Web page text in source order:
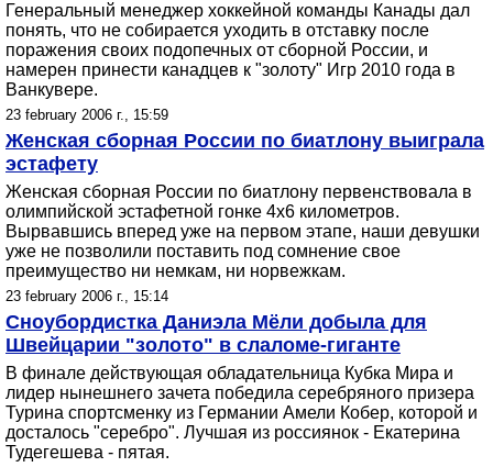
Генеральный менеджер хоккейной команды Канады дал
понять, что не собирается уходить в отставку после
поражения своих подопечных от сборной России, и
намерен принести канадцев к "золоту" Игр 2010 года в
Ванкувере.
23 february 2006 г., 15:59
Женская сборная России по биатлону выиграла
эстафету
Женская сборная России по биатлону первенствовала в
олимпийской эстафетной гонке 4х6 километров.
Вырвавшись вперед уже на первом этапе, наши девушки
уже не позволили поставить под сомнение свое
преимущество ни немкам, ни норвежкам.
23 february 2006 г., 15:14
Сноубордистка Даниэла Мёли добыла для
Швейцарии "золото" в слаломе-гиганте
В финале действующая обладательница Кубка Мира и
лидер нынешнего зачета победила серебряного призера
Турина спортсменку из Германии Амели Кобер, которой и
досталось "серебро". Лучшая из россиянок - Екатерина
Тудегешева - пятая.